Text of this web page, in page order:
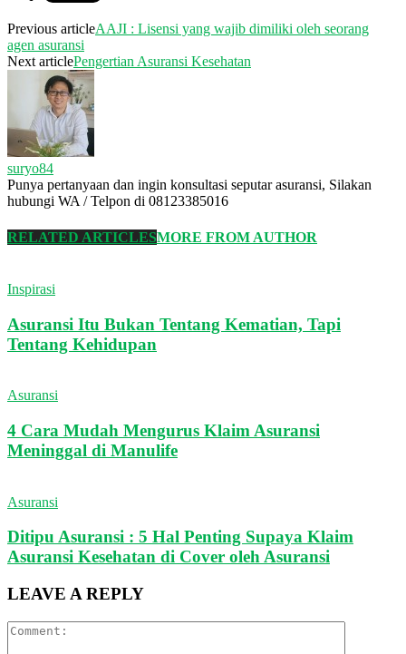
Previous articleAAJI : Lisensi yang wajib dimiliki oleh seorang
agen asuransi
Next articlePengertian Asuransi Kesehatan
suryo84
Punya pertanyaan dan ingin konsultasi seputar asuransi, Silakan
hubungi WA / Telpon di 08123385016
RELATED ARTICLESMORE FROM AUTHOR
Inspirasi
Asuransi Itu Bukan Tentang Kematian, Tapi
Tentang Kehidupan
Asuransi
4 Cara Mudah Mengurus Klaim Asuransi
Meninggal di Manulife
Asuransi
Ditipu Asuransi : 5 Hal Penting Supaya Klaim
Asuransi Kesehatan di Cover oleh Asuransi
LEAVE A REPLY